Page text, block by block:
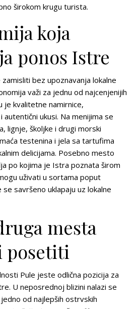
širokom krugu turista.
koja
ponos Istre
bez upoznavanja lokalne
važi za jednu od najcenjenijih
je kvalitetne namirnice,
ukusi. Na menijima se
lignje, školjke i drugi morski
testenina i jela sa tartufima
delicijama. Posebno mesto
po kojima je Istra poznata širom
uživati u sortama poput
savršeno uklapaju uz lokalne
mesta
posetiti
Pule jeste odlična pozicija za
U neposrednoj blizini nalazi se
od najlepših ostrvskih